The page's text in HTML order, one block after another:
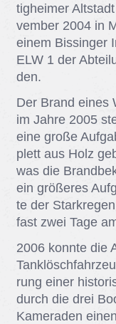
tig­hei­mer
vem­ber 2004 in
ei­nem Bis­sin­ger
ELW 1 der
den.
Der Brand ei­nes
im Jah­re 2005
eine gro­ße
plett aus Holz
was die
ein grö­ße­res
te der
fast zwei Tage
2006 konn­te die
rung ei­ner
durch die drei
Ka­me­ra­den